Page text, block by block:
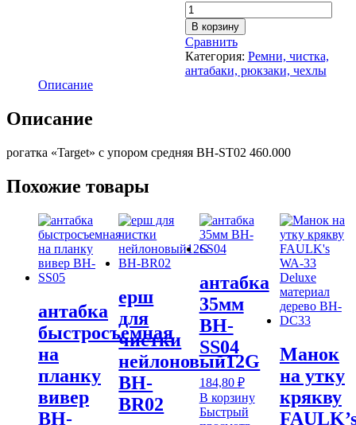
Количество
товара
рогатка
"Target"
с
упором
В корзину
Сравнить
Категория: Ремни, чистка,
антабаки, рюкзаки, чехлы
Описание
Описание
рогатка «Target» с упором средняя BH-ST02 460.000
Похожие товары
антабка
быстросъемная
на
планку
вивер
BH-
ерш
для
чистки
нейлоновый12G
BH-
BR02
антабка
35мм
BH-
SS04
184,80 ₽
В корзину
Быстрый
Манок
на утку
крякву